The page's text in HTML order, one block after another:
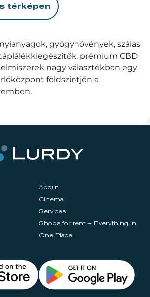
térképen
gyógynövények, szálas
prémium CBD
nagy választékban egy
földszintjén a
About
Cinema
Services
Shops for rent – Everything in
One Place